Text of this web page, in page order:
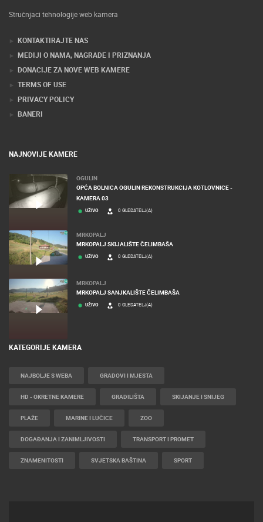
Stručnjaci tehnologije web kamera
KONTAKTIRAJTE NAS
MEDIJI O NAMA, NAGRADE I PRIZNANJA
DONACIJE ZA NOVE WEB KAMERE
TERMS OF USE
PRIVACY POLICY
BANERI
NAJNOVIJE KAMERE
OGULIN
OPĆA BOLNICA OGULIN REKONSTRUKCIJA KOTLOVNICE -
KAMERA 03
UŽIVO 0 GLEDATELJ(A)
MRKOPALJ
MRKOPALJ SKIJALIŠTE ČELIMBAŠA
UŽIVO 0 GLEDATELJ(A)
MRKOPALJ
MRKOPALJ SANJKALIŠTE ČELIMBAŠA
UŽIVO 0 GLEDATELJ(A)
KATEGORIJE KAMERA
NAJBOLJE S WEBA GRADOVI I MJESTA
HD - OKRETNE KAMERE GRADILIŠTA SKIJANJE I SNIJEG
PLAŽE MARINE I LUČICE ZOO
DOGAĐANJA I ZANIMLJIVOSTI TRANSPORT I PROMET
ZNAMENITOSTI SVJETSKA BAŠTINA SPORT